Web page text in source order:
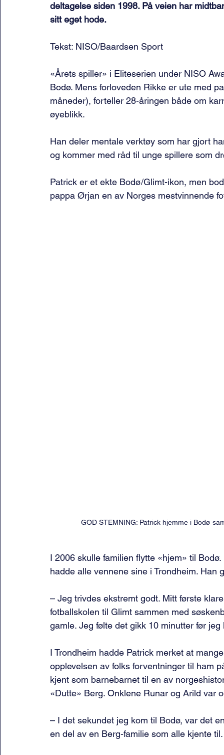
deltagelse siden 1998. På veien har
sitt eget hode.
Tekst: NISO/Baardsen Sport
«Årets spiller» i Eliteserien under NISO
Bodø. Mens forloveden Rikke er ute med
måneder), forteller 28-åringen både om
øyeblikk.
Han deler mentale verktøy som har gjort
og kommer med råd til unge spillere som
Patrick er et ekte Bodø/Glimt-ikon, men
pappa Ørjan en av Norges mestvinnende
GOD STEMNING: Patrick hjemme i Bodø
I 2006 skulle familien flytte «hjem» til
hadde alle vennene sine i Trondheim. Han
– Jeg trivdes ekstremt godt. Mitt første
fotballskolen til Glimt sammen med
gamle. Jeg følte det gikk 10 minutter før
I Trondheim hadde Patrick merket at
opplevelsen av folks forventninger til ham
kjent som barnebarnet til en av
«Dutte» Berg. Onklene Runar og Arild var
– I det sekundet jeg kom til Bodø, var det
en del av en Berg-familie som alle kjente til.